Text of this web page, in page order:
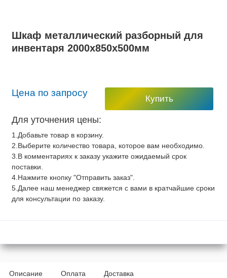
Шкаф металлический разборный для
инвентаря 2000x850x500мм
Цена по запросу
Купить
Для уточнения цены:
1.Добавьте товар в корзину.
2.Выберите количество товара, которое вам необходимо.
3.В комментариях к заказу укажите ожидаемый срок
поставки.
4.Нажмите кнопку "Отправить заказ".
5.Далее наш менеджер свяжется с вами в кратчайшие сроки
для консультации по заказу.
Описание Оплата Доставка